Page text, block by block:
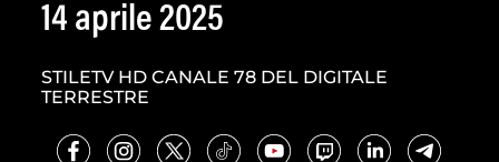
14 aprile 2025
STILETV HD CANALE 78 DEL DIGITALE
TERRESTRE